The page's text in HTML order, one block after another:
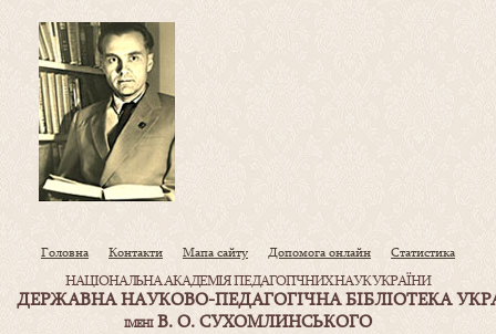
Головна Контакти Мапа сайту Допомога онлайн Статистика
НАЦІОНАЛЬНА АКАДЕМІЯ ПЕДАГОГІЧНИХ НАУК УКРАЇНИ
ДЕРЖАВНА НАУКОВО-ПЕДАГОГІЧНА БІБЛІОТЕКА
ІМЕНІВ. О. СУХОМЛИНСЬКОГО